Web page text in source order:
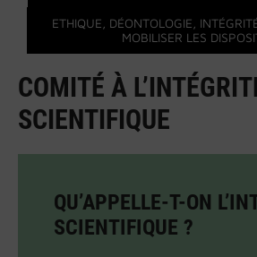
ETHIQUE, DÉONTOLOGIE,
MOBILISER LES
COMITÉ À
SCIENTIFIQUE
QU’APPELLE-T-ON
SCIENTIFIQUE ?